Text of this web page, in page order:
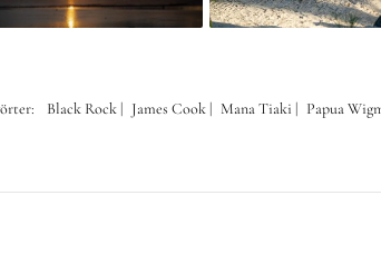
Black Rock James Cook Mana Tiaki Papua